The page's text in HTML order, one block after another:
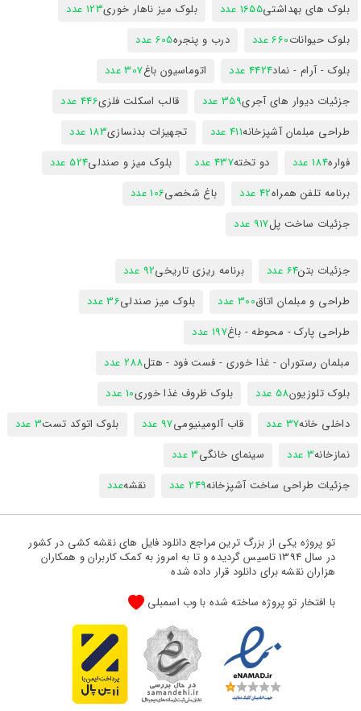
بلوک های بهداشتی1655 عدد بلوک میز ناهار خوری123 عدد
بلوک حیوانات660 عدد درب و پنجره605 عدد
بلوک - آرام - نماد4424 عدد اتوماسیون باغ307 عدد
جزئیات دیوار های آجری359 عدد قالب اسکلت فلزی446 عدد
طراحی مبلمان آشپزخانه411 عدد تجهیزات بدنسازی183 عدد
فواره184 عدد دو تخته437 عدد بلوک میز و صندلی524 عدد
برنامه تلفن همراه42 عدد باغ شخصی106 عدد
جزئیات ساخت پل917 عدد
جزئیات بتن64 عدد برنامه ریزی تاریخی92 عدد
طراحی و مبلمان اتاق300 عدد بلوک میز صندلی36 عدد
طراحی پارک - محوطه - باغ197 عدد
مبلمان رستوران - غذا خوری - فست فود - هتل288 عدد
بلوک تلوزیون58 عدد بلوک ظروف غذا خوری10 عدد
داخلی خانه37 عدد قاب آلومینیومی97 عدد بلوک اتوکد تست3 عدد
نمازخانه3 عدد سینمای خانگی3 عدد
جزئیات طراحی ساخت آشپزخانه249 عدد نقشهعدد
تو پروژه یکی از بزرگ ترین مراجع دانلود فایل های نقشه کشی در کشور
در سال 1394 تاسیس گردیده و تا به امروز به کمک کاربران و همکاران
هزاران نقشه برای دانلود قرار داده شده
با افتخار تو پروژه ساخته شده با وب اسمبلی